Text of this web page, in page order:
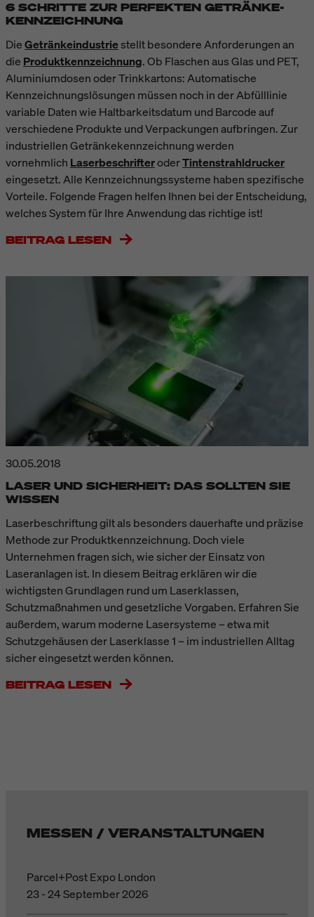
6 SCHRITTE ZUR PERFEKTEN GETRÄNKE-
KENNZEICHNUNG
DieGetränkeindustriestellt besondere Anforderungen an
die Produktkennzeichnung. Ob Flaschen aus Glas und PET,
Aluminiumdosen oder Trinkkartons:Automatische
Kennzeichnungslösungen müssen noch in der Abfülllinie
variable Daten wie Haltbarkeitsdatum und Barcode auf
verschiedene Produkte und Verpackungen aufbringen.Zur
industriellen Getränkekennzeichnung werden
vornehmlich LaserbeschrifteroderTintenstrahldrucker
eingesetzt. Alle Kennzeichnungssysteme haben spezifische
Vorteile. Folgende Fragen helfen Ihnen bei der Entscheidung,
welches System für Ihre Anwendung das richtige ist!
BEITRAG LESEN
30.05.2018
LASER UND SICHERHEIT: DAS SOLLTEN SIE
WISSEN
Laserbeschriftung gilt als besonders dauerhafte und präzise
Methode zur Produktkennzeichnung. Doch viele
Unternehmen fragen sich, wie sicher der Einsatz von
Laseranlagen ist. In diesem Beitrag erklären wir die
wichtigsten Grundlagen rund um Laserklassen,
Schutzmaßnahmen und gesetzliche Vorgaben. Erfahren Sie
außerdem, warum moderne Lasersysteme – etwa mit
Schutzgehäusen der Laserklasse 1 – im industriellen Alltag
sicher eingesetzt werden können.
BEITRAG LESEN
MESSEN / VERANSTALTUNGEN
Parcel+Post Expo London
23 - 24 September 2026